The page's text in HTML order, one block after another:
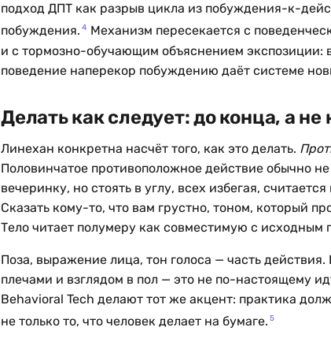
подход ДПТ как разрыв цикла из побуждения-к-
побуждения. 4 Механизм пересекается с
и с тормозно-обучающим объяснением экспозиции:
поведение наперекор побуждению даёт системе
Делать как следует: до конца, а не
Линехан конкретна насчёт того, как это делать.
Половинчатое противоположное действие обычно
вечеринку, но стоять в углу, всех избегая,
Сказать кому-то, что вам грустно, тоном, который
Тело читает полумеру как совместимую с
Поза, выражение лица, тон голоса — часть
плечами и взглядом в пол — это не по-настоящему
Behavioral Tech делают тот же акцент: практика
не только то, что человек делает на бумаге. 5